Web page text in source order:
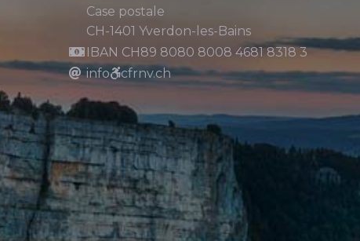
Case postale
CH-1401 Yverdon-les-Bains
IBAN CH89 8080 8008 4681 8318 3
info
cfrnv.ch